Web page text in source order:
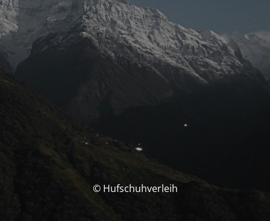
© Hufschuhverleih